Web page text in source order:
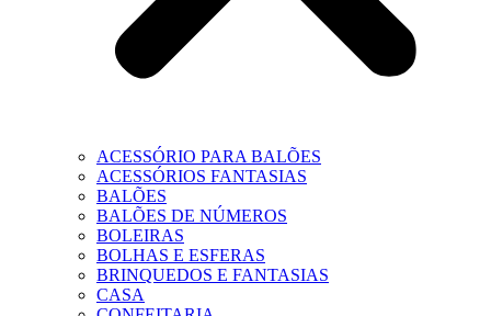
ACESSÓRIO PARA BALÕES
ACESSÓRIOS FANTASIAS
BALÕES
BALÕES DE NÚMEROS
BOLEIRAS
BOLHAS E ESFERAS
BRINQUEDOS E FANTASIAS
CASA